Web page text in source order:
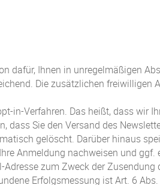
dafür, Ihnen in unregelmäßigen
Die zusätzlichen freiwilligen
in-Verfahren. Das heißt, dass wir
Sie den Versand des
gelöscht. Darüber hinaus
Anmeldung nachweisen und
zum Zweck der Zusendung
Erfolgsmessung ist Art. 6 Abs.